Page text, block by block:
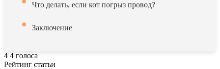
Что делать, если кот погрыз провод?
Заключение
4 4 голоса
Рейтинг статьи